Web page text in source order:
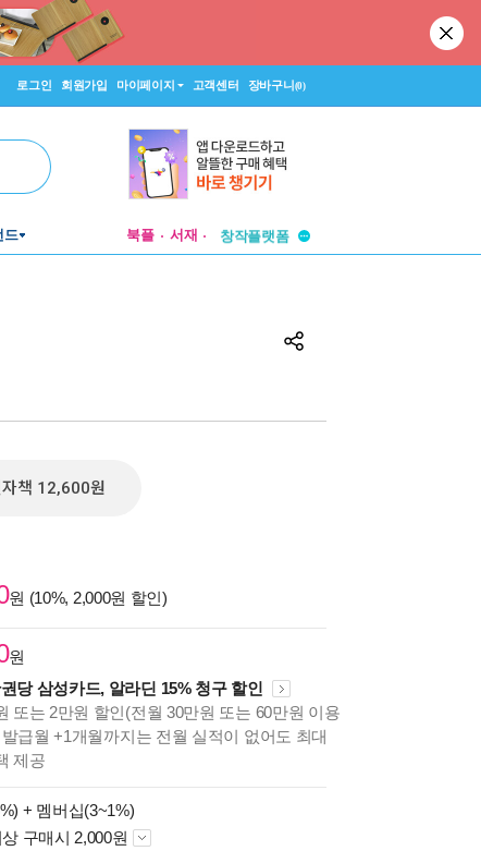
로그인 회원가입 마이페이지 고객센터 장바구니(0)
드 북플 서재
창작플랫폼
자책 12,600원
원 (10%, 2,000원 할인)
원
당 삼성카드, 알라딘 15% 청구 할인
또는 2만원 할인(전월 30만원 또는 60만원 이용
급월 +1개월까지는 전월 실적이 없어도 최대
제공
+ 멤버십(3~1%)
구매시 2,000원